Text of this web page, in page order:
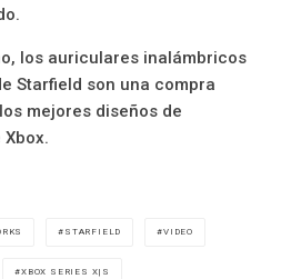
los auriculares inalámbricos
Starfield son una compra
mejores diseños de
STARFIELD VIDEO
XBOX SERIES X|S